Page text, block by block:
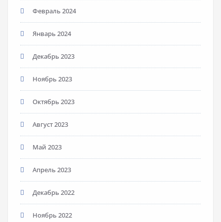
Февраль 2024
Январь 2024
Декабрь 2023
Ноябрь 2023
Октябрь 2023
Август 2023
Май 2023
Апрель 2023
Декабрь 2022
Ноябрь 2022